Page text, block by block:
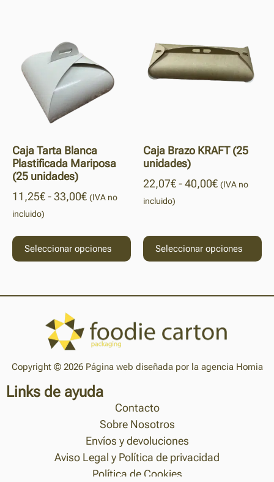
Caja Tarta Blanca
Plastificada Mariposa
(25 unidades)
11,25€-33,00€ (IVA no
incluido)
Seleccionar opciones
Caja Brazo KRAFT (25
unidades)
22,07€-40,00€ (IVA no
incluido)
Seleccionar opciones
Copyright © 2026 Página web diseñada por la agencia Homia
Links de ayuda
Contacto
Sobre Nosotros
Envíos y devoluciones
Aviso Legal y Política de privacidad
Política de Cookies